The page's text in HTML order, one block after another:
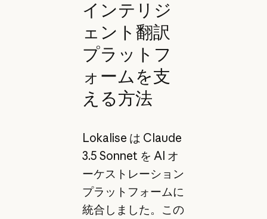
インテリジ
ェント翻訳
プラットフ
ォームを支
える方法
Lokalise は Claude
3.5 Sonnet を AI オ
ーケストレーション
プラットフォームに
統合しました。この